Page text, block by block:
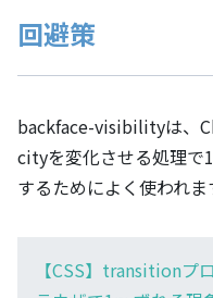
回避策
backface-visibilityは、
cityを変化させる処理で
するためによく使われま
【CSS】transitionプ